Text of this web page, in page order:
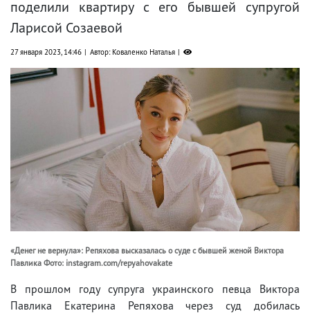
поделили квартиру с его бывшей супругой
Ларисой Созаевой
27 января 2023, 14:46 Автор: Коваленко Наталья
«Денег не вернула»: Репяхова высказалась о суде с бывшей женой Виктора
Павлика Фото: instagram.com/repyahovakate
В прошлом году супруга украинского певца Виктора
Павлика Екатерина Репяхова через суд добилась